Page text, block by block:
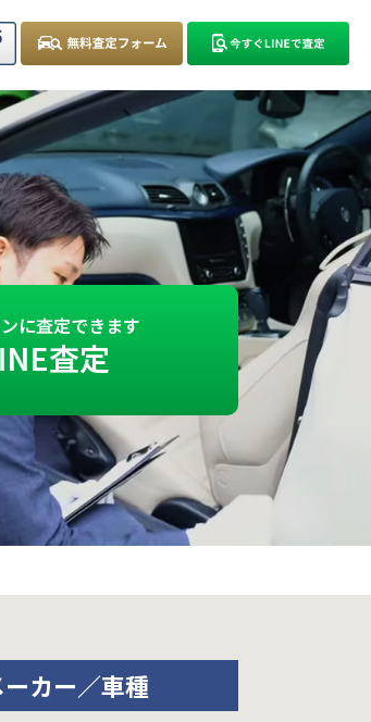
に査定できます
査定
カー／車種